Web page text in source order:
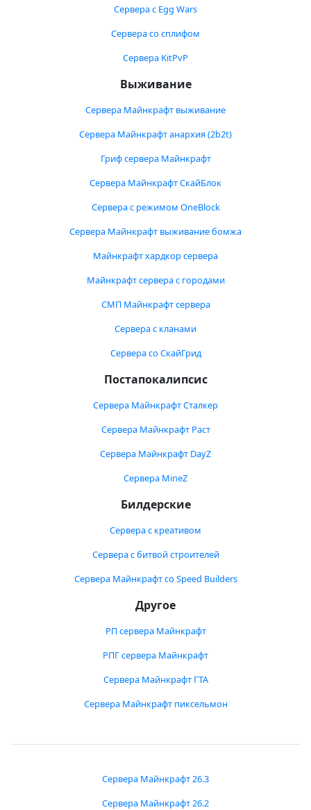
Сервера с Egg Wars
Сервера со сплифом
Сервера KitPvP
Выживание
Сервера Майнкрафт выживание
Сервера Майнкрафт анархия (2b2t)
Гриф сервера Майнкрафт
Сервера Майнкрафт СкайБлок
Сервера с режимом OneBlock
Сервера Майнкрафт выживание бомжа
Майнкрафт хардкор сервера
Майнкрафт сервера с городами
СМП Майнкрафт сервера
Сервера с кланами
Сервера со СкайГрид
Постапокалипсис
Сервера Майнкрафт Сталкер
Сервера Майнкрафт Раст
Сервера Майнкрафт DayZ
Сервера MineZ
Билдерские
Сервера с креативом
Сервера с битвой строителей
Сервера Майнкрафт со Speed Builders
Другое
РП сервера Майнкрафт
РПГ сервера Майнкрафт
Сервера Майнкрафт ГТА
Сервера Майнкрафт пиксельмон
Сервера Майнкрафт 26.3
Сервера Майнкрафт 26.2